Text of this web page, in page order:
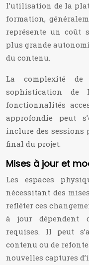
l’utilisation de la
formation,
représente un coût
plus grande
du contenu.
La complexité
sophistication de
fonctionnalités
approfondie peut
inclure des
final du projet.
Mises à jour et
Les espaces
nécessitant des
refléter ces
à jour dépendent
requises. Il peut
contenu ou de
nouvelles captures